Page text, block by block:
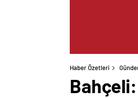
Haber Özetleri